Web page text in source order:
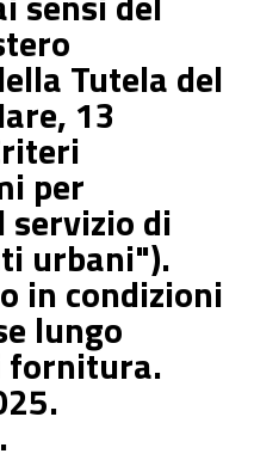
Tutela del
13
per
di
urbani").
in condizioni
lungo
fornitura.